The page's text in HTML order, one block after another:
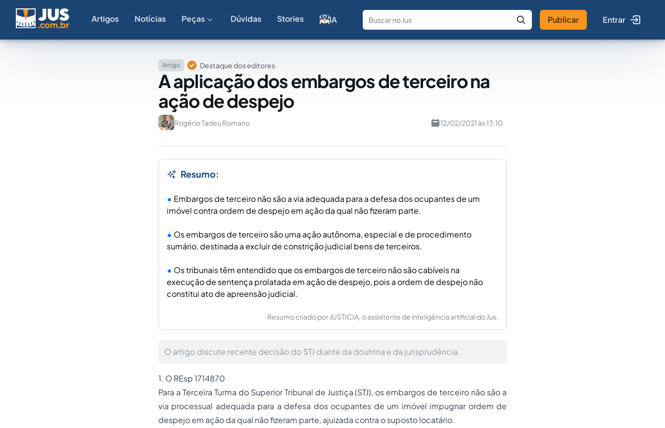
Artigos Notícias Peças Dúvidas Stories IA
Fale com a IA Buscar no Jus
Publicar Entrar
Artigo Destaque dos editores
A aplicação dos embargos de terceiro na
ação de despejo
Rogério Tadeu Romano 12/02/2021 às 13:10
Resumo:
Embargos de terceiro não são a via adequada para a defesa dos ocupantes de um
imóvel contra ordem de despejo em ação da qual não fizeram parte.
Os embargos de terceiro são uma ação autônoma, especial e de procedimento
sumário, destinada a excluir de constrição judicial bens de terceiros.
Os tribunais têm entendido que os embargos de terceiro não são cabíveis na
execução de sentença prolatada em ação de despejo, pois a ordem de despejo não
constitui ato de apreensão judicial.
Resumo criado por JUSTICIA, o assistente de inteligência artificial do Jus.
O artigo discute recente decisão do STJ diante da doutrina e da jurisprudência.
1. O REsp 1714870
Para a Terceira Turma do Superior Tribunal de Justiça (STJ), os embargos de terceiro não são a
via processual adequada para a defesa dos ocupantes de um imóvel impugnar ordem de
despejo em ação da qual não fizeram parte, ajuizada contra o suposto locatário.